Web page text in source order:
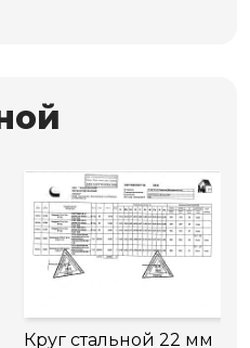
Круг стальной 22 мм